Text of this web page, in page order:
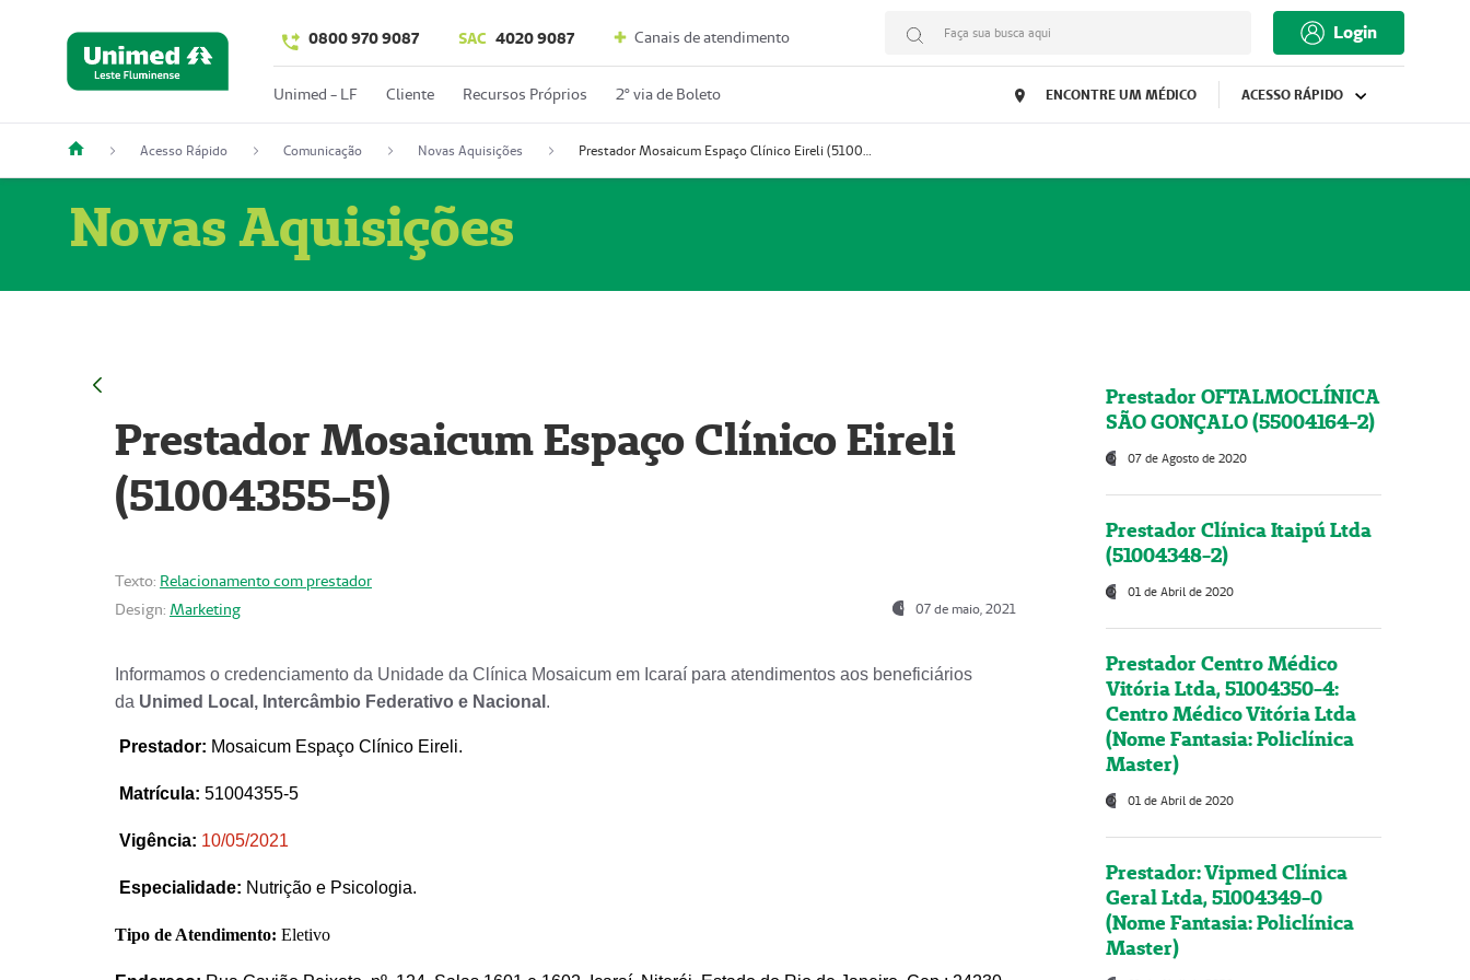
0800 970 9087 SAC 4020 9087 Canais de atendimento Faça sua busca aqui Login
Unimed - LF Cliente Recursos Próprios 2º via de Boleto ENCONTRE UM MÉDICO ACESSO RÁPIDO
Acesso Rápido Comunicação Novas Aquisições Prestador Mosaicum Espaço Clínico Eireli (51004355-5)
Novas Aquisições
Prestador Mosaicum Espaço Clínico Eireli
(51004355-5)
Texto: Relacionamento com prestador
Design: Marketing 07 de maio, 2021
Informamos o credenciamento da Unidade da Clínica Mosaicum em Icaraí para atendimentos aos beneficiários
da Unimed Local, Intercâmbio Federativo e Nacional .
Prestador: Mosaicum Espaço Clínico Eireli.
Matrícula: 51004355-5
Vigência: 10/05/2021
Especialidade: Nutrição e Psicologia.
Tipo de Atendimento: Eletivo
Prestador OFTALMOCLÍNICA
SÃO GONÇALO (55004164-2)
07 de Agosto de 2020
Prestador Clínica Itaipú Ltda
(51004348-2)
01 de Abril de 2020
Prestador Centro Médico
Vitória Ltda, 51004350-4:
Centro Médico Vitória Ltda
(Nome Fantasia: Policlínica
Master)
01 de Abril de 2020
Prestador: Vipmed Clínica
Geral Ltda, 51004349-0
(Nome Fantasia: Policlínica
Master)